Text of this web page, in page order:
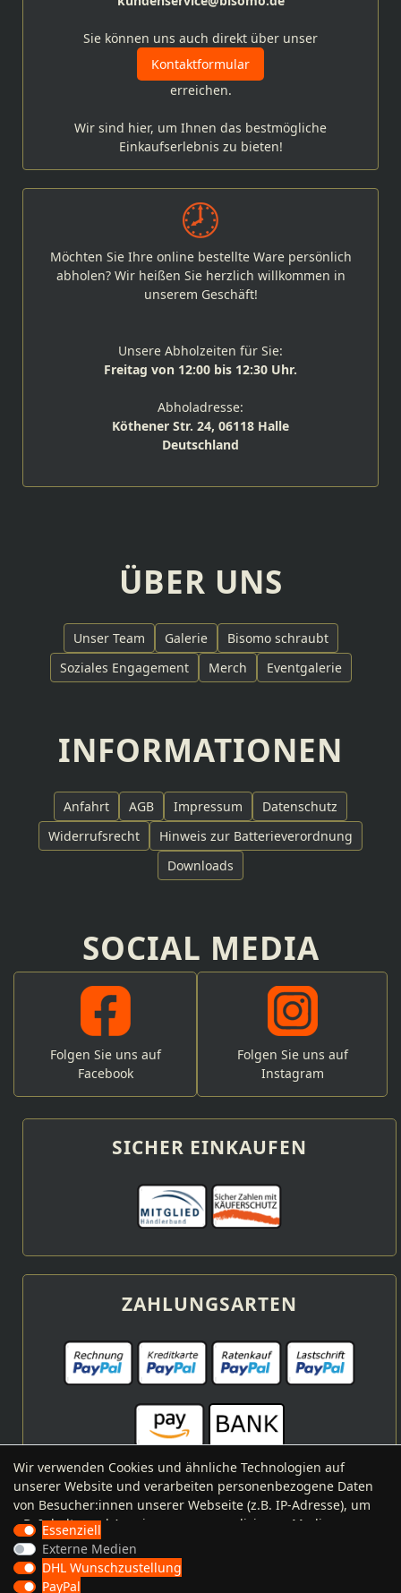
Sie können uns auch direkt über unser
Kontaktformular
erreichen.
Wir sind hier, um Ihnen das bestmögliche
Einkaufserlebnis zu bieten!
Möchten Sie Ihre online bestellte Ware persönlich
abholen? Wir heißen Sie herzlich willkommen in
unserem Geschäft!
Unsere Abholzeiten für Sie:
Freitag von 12:00 bis 12:30 Uhr.
Abholadresse:
Köthener Str. 24, 06118 Halle
Deutschland
ÜBER UNS
Unser Team Galerie
Bisomo schraubt
Soziales Engagement
Merch Eventgalerie
INFORMATIONEN
Anfahrt AGB Impressum
Datenschutz
Widerrufsrecht
Hinweis zur Batterieverordnung
Downloads
SOCIAL MEDIA
Folgen Sie uns auf
Facebook
Folgen Sie uns auf
Instagram
SICHER EINKAUFEN
ZAHLUNGSARTEN
VERSANDARTEN
Wir verwenden Cookies und ähnliche Technologien auf
unserer Website und verarbeiten personenbezogene Daten
von Besucher:innen unserer Webseite (z.B. IP-Adresse), um
z.B. Inhalte und Anzeigen zu personalisieren, Medien von
Drittanbietern einzubinden oder Zugriffe auf unsere
Website zu analysieren. Die Datenverarbeitung erfolgt erst
durch gesetzte Cookies. Wir teilen diese Daten mit Dritten,
Essenziell
Externe Medien
DHL Wunschzustellung
PayPal